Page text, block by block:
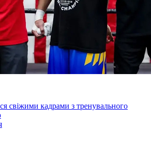
свіжими кадрами з тренувального